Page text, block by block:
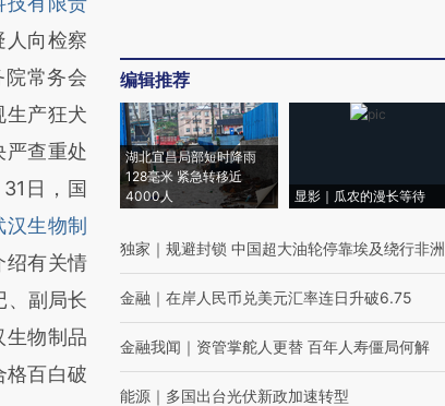
人向检察
常务会
生产狂犬
严查重处
日，国
汉生物制
绍有关情
、副局长
生物制品
格百白破
编辑推荐
湖北宜昌局部短时降雨
128毫米 紧急转移近
4000人
显影｜瓜农的漫长等待
独家 ｜ 规避封锁 中国超大油轮停靠埃及绕行非洲
金融 ｜ 在岸人民币兑美元汇率连日升破6.75
金融我闻 ｜ 资管掌舵人更替 百年人寿僵局何解
能源 ｜ 多国出台光伏新政加速转型